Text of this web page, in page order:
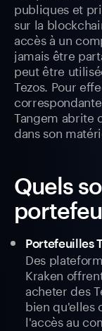
publiques et
sur la
accès à un
jamais être
peut être
Tezos. Pour
Tangem abrite
dans son
Quels
Portefeuilles
Des
Kraken
acheter des
bien qu'elles
l'accès au